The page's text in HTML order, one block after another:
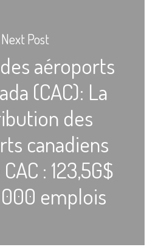
Next Post
aéroports
(CAC): La
des
canadiens
: 123,5G$
emplois